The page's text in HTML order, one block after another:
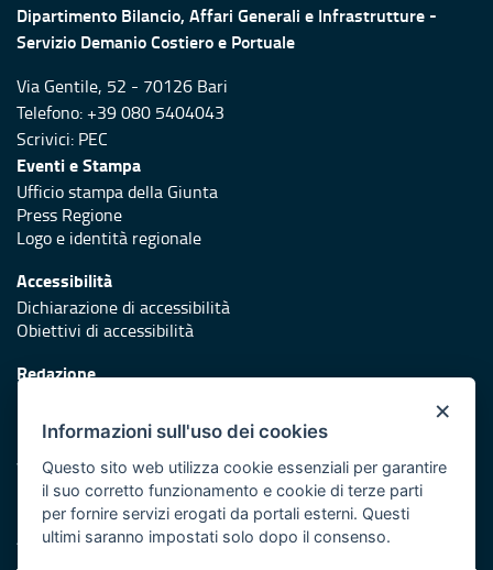
Dipartimento Bilancio, Affari Generali e Infrastrutture -
Servizio Demanio Costiero e Portuale
Via Gentile, 52 - 70126 Bari
Telefono: +39 080 5404043
Scrivici: PEC
Eventi e Stampa
Ufficio stampa della Giunta
Press Regione
Logo e identità regionale
Accessibilità
Dichiarazione di accessibilità
Obiettivi di accessibilità
Redazione
Protezione civile
Vai al sito di Protezione Civile Puglia
Iniziativa finanziata con risorse del POR Puglia 2014/2020 -
Asse XI
×
Informazioni sull'uso dei cookies
Questo sito web utilizza cookie essenziali per garantire
il suo corretto funzionamento e cookie di terze parti
per fornire servizi erogati da portali esterni. Questi
ultimi saranno impostati solo dopo il consenso.